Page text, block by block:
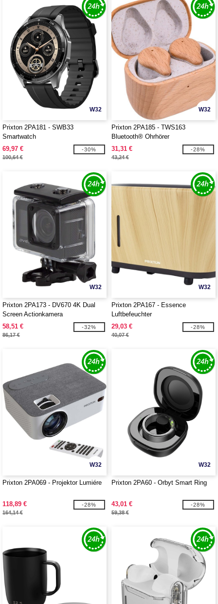
W32
Prixton 2PA181 - SWB33
Smartwatch
69,97 €
100,64 €
-30%
W32
Prixton 2PA185 - TWS163
Bluetooth® Ohrhörer
31,31 €
43,24 €
-28%
W32
Prixton 2PA173 - DV670 4K Dual
Screen Actionkamera
58,51 €
86,17 €
-32%
W32
Prixton 2PA167 - Essence
Luftbefeuchter
29,03 €
40,07 €
-28%
W32
Prixton 2PA069 - Projektor Lumiére
118,89 €
164,14 €
-28%
W32
Prixton 2PA60 - Orbyt Smart Ring
43,01 €
59,38 €
-28%